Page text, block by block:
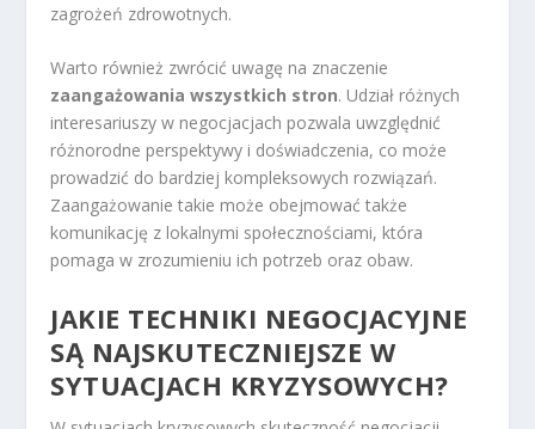
zagrożeń zdrowotnych.
Warto również zwrócić uwagę na znaczenie
zaangażowania wszystkich stron. Udział różnych
interesariuszy w negocjacjach pozwala uwzględnić
różnorodne perspektywy i doświadczenia, co może
prowadzić do bardziej kompleksowych rozwiązań.
Zaangażowanie takie może obejmować także
komunikację z lokalnymi społecznościami, która
pomaga w zrozumieniu ich potrzeb oraz obaw.
JAKIE TECHNIKI NEGOCJACYJNE
SĄ NAJSKUTECZNIEJSZE W
SYTUACJACH KRYZYSOWYCH?